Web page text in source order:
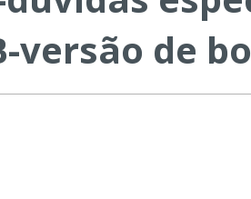
versão de